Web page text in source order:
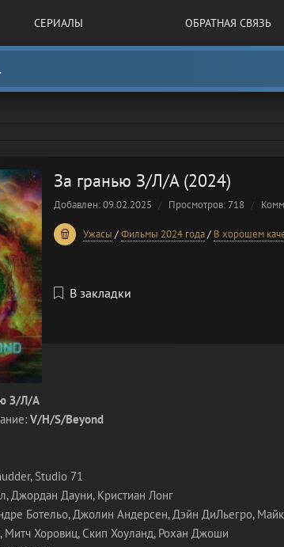
СЕРИАЛЫ ОБРАТНАЯ СВЯЗЬ
За гранью З/Л/А (2024)
Добавлен: 09.02.2025 Просмотров: 718
Ужасы /Фильмы 2024 года/ В хорошем
40 1 2 3
В закладки
З/Л/А
V/H/S/Beyond
Studio 71
Джордан Дауни, Кристиан Лонг
Ботельо, Джолин Андерсен, Дэйн ДиЛьегро,
Митч Хоровиц, Скип Хоуланд, Рохан Джоши